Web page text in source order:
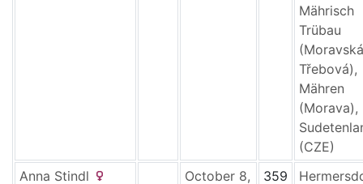
Mährisch
Trübau
(Moravská
Třebová),
Mähren
(Morava),
(CZE)
Anna Stindl
October 8,
359